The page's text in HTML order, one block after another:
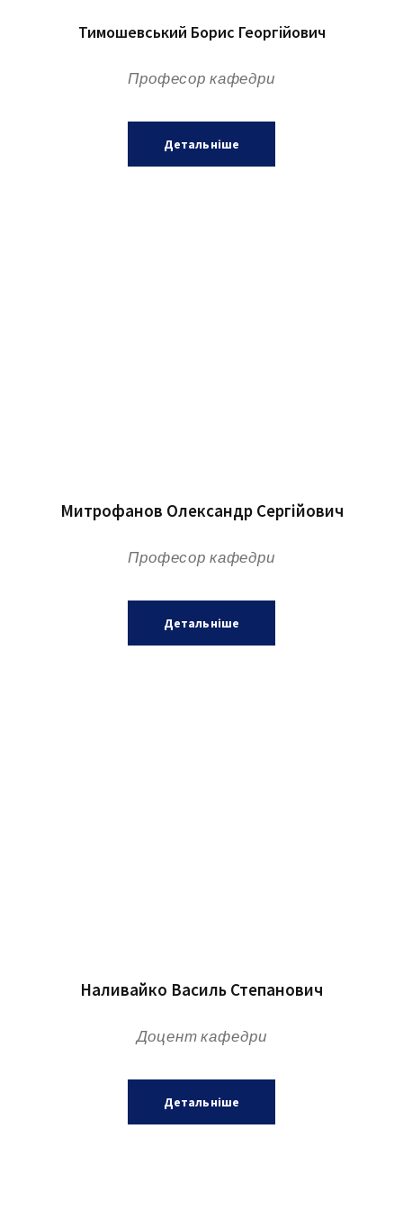
Тимошевський Борис Георгійович
Професор кафедри
Детальніше
Митрофанов Олександр Сергійович
Професор кафедри
Детальніше
Наливайко Василь Степанович
Доцент кафедри
Детальніше